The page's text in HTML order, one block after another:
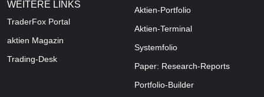
WEITERE LINKS
TraderFox Portal
aktien Magazin
Trading-Desk
Aktien-Portfolio
Aktien-Terminal
Systemfolio
Paper: Research-Reports
Portfolio-Builder